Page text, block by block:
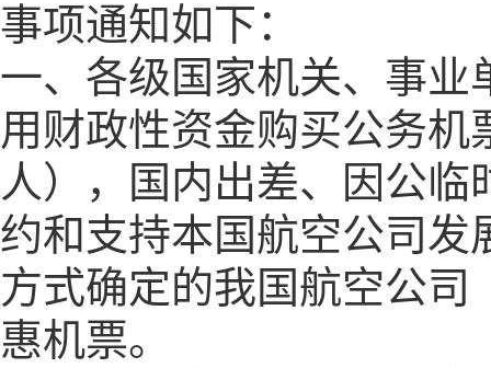
事项通知如下：
一、各级国家机关、事业
用财政性资金购买公务
人），国内出差、因公
约和支持本国航空公司发
方式确定的我国航空公
惠机票。